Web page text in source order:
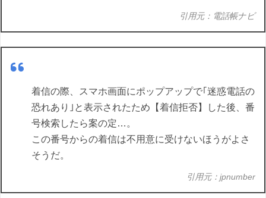
引用元：電話帳ナビ
着信の際、スマホ画面にポップアップで｢迷惑電話の
恐れあり｣と表示されたため【着信拒否】した後、番
号検索したら案の定…。
この番号からの着信は不用意に受けないほうがよさ
そうだ。
引用元：jpnumber